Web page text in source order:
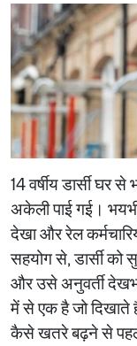
14 वर्षीय डार्सी
अकेली पाई गई।
देखा और रेल
सहयोग से, डार्सी को
और उसे अनुवर्ती
में से एक है जो दिखाते
कैसे खतरे बढ़ने से पहले